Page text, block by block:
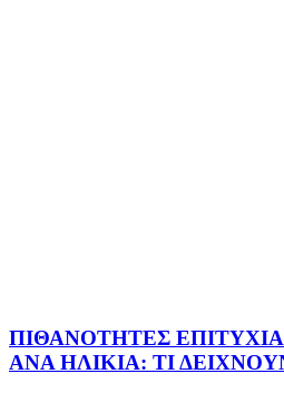
ΠΙΘΑΝΟΤΗΤΕΣ
ΑΝΑ ΗΛΙΚΙΑ: ΤΙ